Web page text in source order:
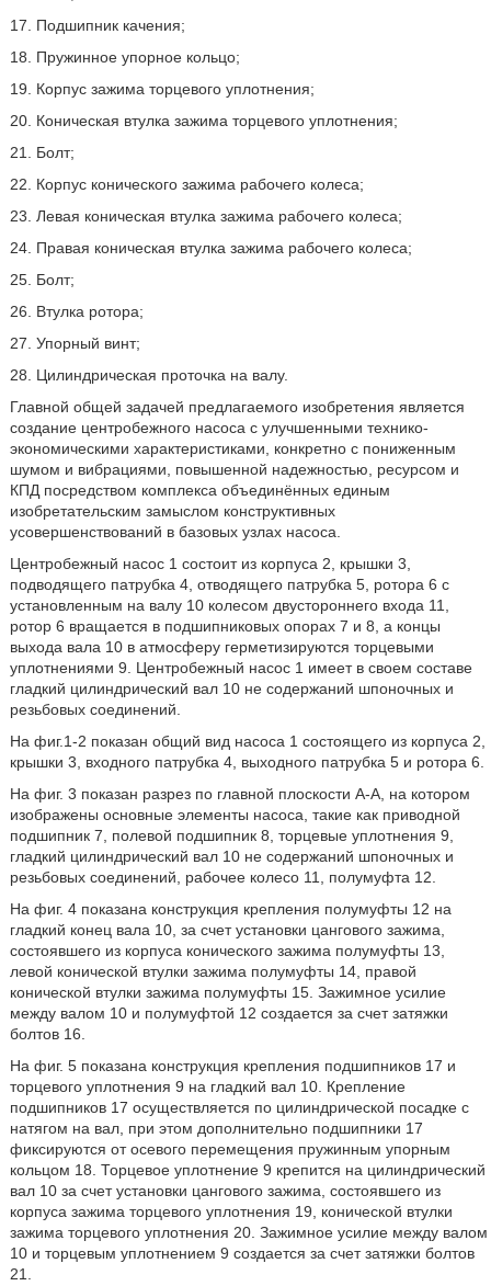
17. Подшипник качения;
18. Пружинное упорное кольцо;
19. Корпус зажима торцевого уплотнения;
20. Коническая втулка зажима торцевого уплотнения;
21. Болт;
22. Корпус конического зажима рабочего колеса;
23. Левая коническая втулка зажима рабочего колеса;
24. Правая коническая втулка зажима рабочего колеса;
25. Болт;
26. Втулка ротора;
27. Упорный винт;
28. Цилиндрическая проточка на валу.
Главной общей задачей предлагаемого изобретения является
создание центробежного насоса с улучшенными технико-
экономическими характеристиками, конкретно с пониженным
шумом и вибрациями, повышенной надежностью, ресурсом и
КПД посредством комплекса объединённых единым
изобретательским замыслом конструктивных
усовершенствований в базовых узлах насоса.
Центробежный насос 1 состоит из корпуса 2, крышки 3,
подводящего патрубка 4, отводящего патрубка 5, ротора 6 с
установленным на валу 10 колесом двустороннего входа 11,
ротор 6 вращается в подшипниковых опорах 7 и 8, а концы
выхода вала 10 в атмосферу герметизируются торцевыми
уплотнениями 9. Центробежный насос 1 имеет в своем составе
гладкий цилиндрический вал 10 не содержаний шпоночных и
резьбовых соединений.
На фиг.1-2 показан общий вид насоса 1 состоящего из корпуса 2,
крышки 3, входного патрубка 4, выходного патрубка 5 и ротора 6.
На фиг. 3 показан разрез по главной плоскости А-А, на котором
изображены основные элементы насоса, такие как приводной
подшипник 7, полевой подшипник 8, торцевые уплотнения 9,
гладкий цилиндрический вал 10 не содержаний шпоночных и
резьбовых соединений, рабочее колесо 11, полумуфта 12.
На фиг. 4 показана конструкция крепления полумуфты 12 на
гладкий конец вала 10, за счет установки цангового зажима,
состоявшего из корпуса конического зажима полумуфты 13,
левой конической втулки зажима полумуфты 14, правой
конической втулки зажима полумуфты 15. Зажимное усилие
между валом 10 и полумуфтой 12 создается за счет затяжки
болтов 16.
На фиг. 5 показана конструкция крепления подшипников 17 и
торцевого уплотнения 9 на гладкий вал 10. Крепление
подшипников 17 осуществляется по цилиндрической посадке с
натягом на вал, при этом дополнительно подшипники 17
фиксируются от осевого перемещения пружинным упорным
кольцом 18. Торцевое уплотнение 9 крепится на цилиндрический
вал 10 за счет установки цангового зажима, состоявшего из
корпуса зажима торцевого уплотнения 19, конической втулки
зажима торцевого уплотнения 20. Зажимное усилие между валом
10 и торцевым уплотнением 9 создается за счет затяжки болтов
21.